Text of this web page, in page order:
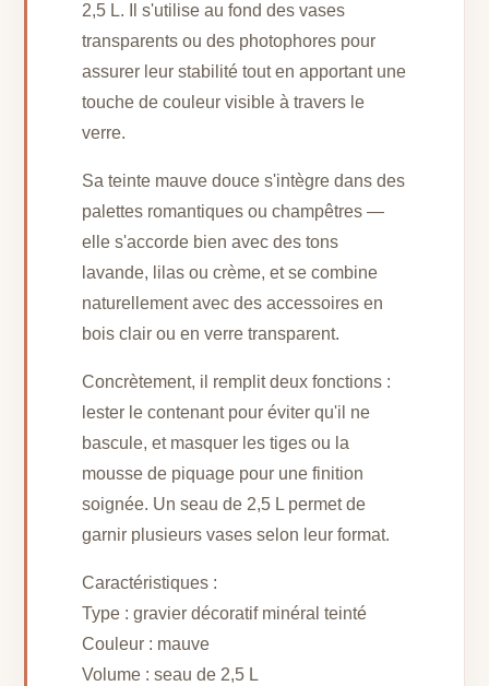
2,5 L. Il s'utilise au fond des vases
transparents ou des photophores pour
assurer leur stabilité tout en apportant une
touche de couleur visible à travers le
verre.
Sa teinte mauve douce s'intègre dans des
palettes romantiques ou champêtres —
elle s'accorde bien avec des tons
lavande, lilas ou crème, et se combine
naturellement avec des accessoires en
bois clair ou en verre transparent.
Concrètement, il remplit deux fonctions :
lester le contenant pour éviter qu'il ne
bascule, et masquer les tiges ou la
mousse de piquage pour une finition
soignée. Un seau de 2,5 L permet de
garnir plusieurs vases selon leur format.
Caractéristiques :
Type : gravier décoratif minéral teinté
Couleur : mauve
Volume : seau de 2,5 L